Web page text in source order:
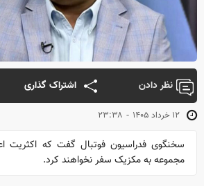
نظر دادن اشتراک گذاری
۲۳:۳۸ - ۱۲ خرداد ۱۴۰۵
سخنگوی فدراسیون فوتبال گفت که اکثریت
مجموعه به مکزیک سفر نخواهند کرد.